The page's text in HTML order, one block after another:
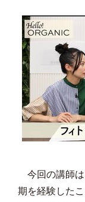
今回の講師は
期を経験した